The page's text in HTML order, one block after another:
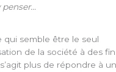
penser…
qui semble être le seul
de la société à des
plus de répondre à